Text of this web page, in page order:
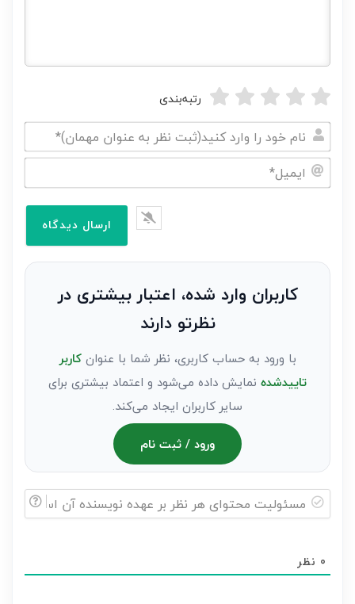
رتبه‌بندی
نام
خود
نظر
کاربران وارد شده، اعتبار بیشتری در
نظرتو دارند
با ورود به حساب کاربری، نظر شما با عنوانکاربر
تاییدشده نمایش داده می‌شود و اعتماد بیشتری برای
سایر کاربران ایجاد می‌کند.
ورود / ثبت نام
هر
0 نظر